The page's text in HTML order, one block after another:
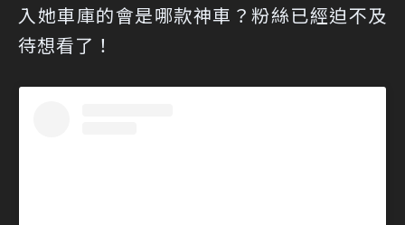
入她車庫的會是哪款神車？粉絲已經迫不及
待想看了！